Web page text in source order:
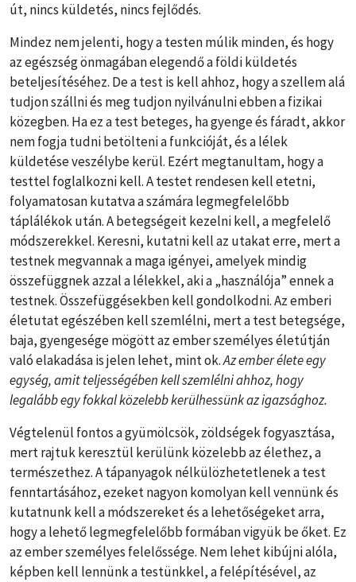
út, nincs küldetés, nincs fejlődés.
Mindez nem jelenti, hogy a testen múlik minden, és hogy
az egészség önmagában elegendő a földi küldetés
beteljesítéséhez. De a test is kell ahhoz, hogy a szellem alá
tudjon szállni és meg tudjon nyilvánulni ebben a fizikai
közegben. Ha ez a test beteges, ha gyenge és fáradt, akkor
nem fogja tudni betölteni a funkcióját, és a lélek
küldetése veszélybe kerül. Ezért megtanultam, hogy a
testtel foglalkozni kell. A testet rendesen kell etetni,
folyamatosan kutatva a számára legmegfelelőbb
táplálékok után. A betegségeit kezelni kell, a megfelelő
módszerekkel. Keresni, kutatni kell az utakat erre, mert a
testnek megvannak a maga igényei, amelyek mindig
összefüggnek azzal a lélekkel, aki a „használója” ennek a
testnek. Összefüggésekben kell gondolkodni. Az emberi
életutat egészében kell szemlélni, mert a test betegsége,
baja, gyengesége mögött az ember személyes életútján
való elakadása is jelen lehet, mint ok.Az ember élete egy
egység, amit teljességében kell szemlélni ahhoz, hogy
legalább egy fokkal közelebb kerülhessünk az igazsághoz.
Végtelenül fontos a gyümölcsök, zöldségek fogyasztása,
mert rajtuk keresztül kerülünk közelebb az élethez, a
természethez. A tápanyagok nélkülözhetetlenek a test
fenntartásához, ezeket nagyon komolyan kell vennünk és
kutatnunk kell a módszereket és a lehetőségeket arra,
hogy a lehető legmegfelelőbb formában vigyük be őket. Ez
az ember személyes felelőssége. Nem lehet kibújni alóla,
képben kell lennünk a testünkkel, a felépítésével, az